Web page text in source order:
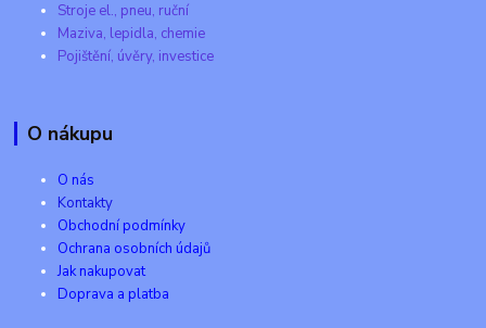
Stroje el., pneu, ruční
Maziva, lepidla, chemie
Pojištění, úvěry, investice
O nákupu
O nás
Kontakty
Obchodní podmínky
Ochrana osobních údajů
Jak nakupovat
Doprava a platba